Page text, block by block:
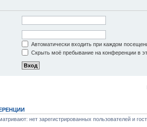
Автоматически входить при каждом
Скрыть моё пребывание на конференции в
нет зарегистрированных пользователей и